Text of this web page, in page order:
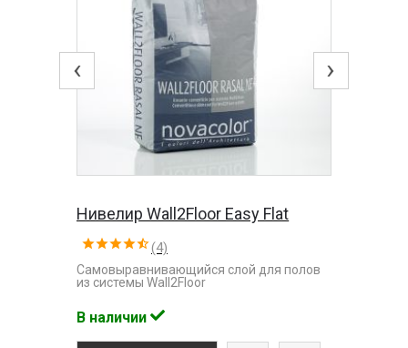
‹ ›
Нивелир Wall2Floor Easy Flat
(4)
Самовыравнивающийся слой для полов
из системы Wall2Floor
В наличии